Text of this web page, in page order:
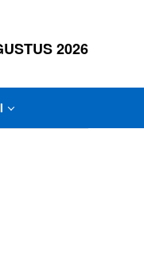
2026